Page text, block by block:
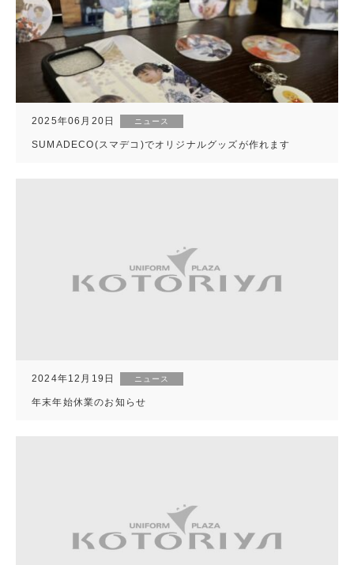
2025年06月20日 ニュース
SUMADECO(スマデコ)でオリジナルグッズが作れます
2024年12月19日 ニュース
年末年始休業のお知らせ